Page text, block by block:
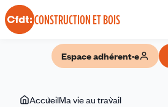
Panneau de gestion des cookies
CONSTRUCTION ET BOIS
Espace adhérent·e
VousAccueilMa vie au travail